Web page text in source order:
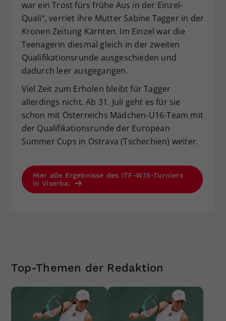
war ein Trost fürs frühe Aus in der Einzel-
Quali“, verriet ihre Mutter Sabine Tagger in der
Kronen Zeitung Kärnten. Im Einzel war die
Teenagerin diesmal gleich in der zweiten
Qualifikationsrunde ausgeschieden und
dadurch leer ausgegangen.
Viel Zeit zum Erholen bleibt für Tagger
allerdings nicht. Ab 31. Juli geht es für sie
schon mit Österreichs Mädchen-U16-Team mit
der Qualifikationsrunde der European
Summer Cups in Ostrava (Tschechien) weiter.
Hier alle Ergebnisse des ITF-W15-Turniers
in Viserba.
Top-Themen der Redaktion